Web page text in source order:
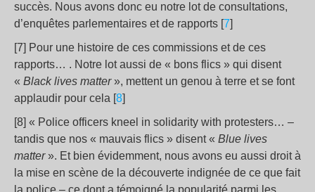
succès. Nous avons donc eu notre lot de consultations,
d’enquêtes parlementaires et de rapports [7]
[7] Pour une histoire de ces commissions et de ces
rapports… . Notre lot aussi de « bons flics » qui disent
« Black lives matter», mettent un genou à terre et se font
applaudir pour cela [8]
[8] « Police officers kneel in solidarity with protesters… –
tandis que nos « mauvais flics » disent « Blue lives
matter». Et bien évidemment, nous avons eu aussi droit à
la mise en scène de la découverte indignée de ce que fait